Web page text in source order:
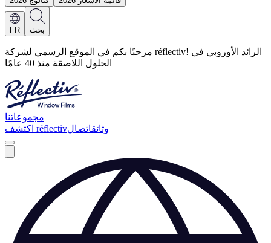
FR بحث
مرحبًا بكم في الموقع الرسمي لشركة réflectiv! الرائد الأوروبي في
الحلول اللاصقة منذ 40 عامًا
مجموعاتنا
اكتشف réflectiv
وثائقاتصال